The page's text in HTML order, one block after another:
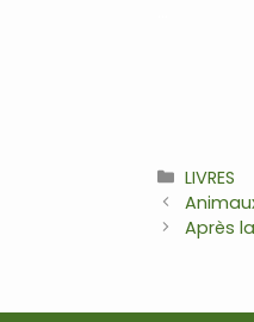
LIVRES
Navigation
desAprès